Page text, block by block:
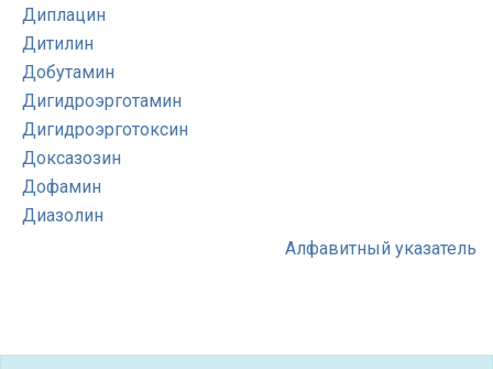
Диплацин
Дитилин
Добутамин
Дигидроэрготамин
Дигидроэрготоксин
Доксазозин
Дофамин
Диазолин
Алфавитный указатель